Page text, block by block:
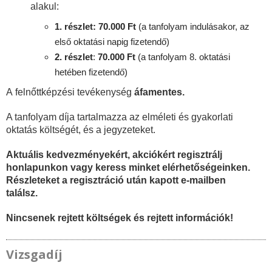
alakul:
1. részlet: 70.000 Ft (a tanfolyam indulásakor, az
első oktatási napig fizetendő)
2. részlet: 70.000 Ft (a tanfolyam 8. oktatási
hetében fizetendő)
A felnőttképzési tevékenység áfamentes.
A tanfolyam díja tartalmazza az elméleti és gyakorlati
oktatás költségét, és a jegyzeteket.
Aktuális kedvezményekért, akciókért regisztrálj
honlapunkon vagy keress minket elérhetőségeinken.
Részleteket a regisztráció után kapott e-mailben
találsz.
Nincsenek rejtett költségek és rejtett információk!
Vizsgadíj